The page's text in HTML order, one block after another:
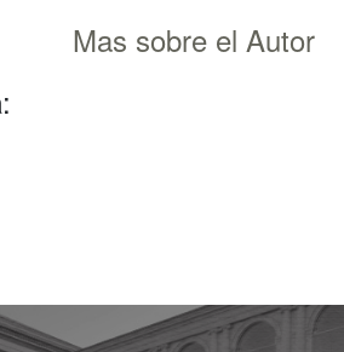
Mas sobre el Autor
: